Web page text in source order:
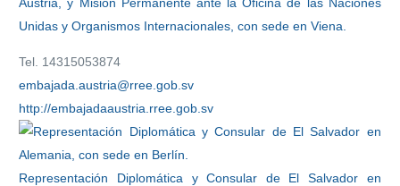
Unidas y Organismos Internacionales, con sede en Viena.
Tel. 14315053874
embajada.austria@rree.gob.sv
http://embajadaaustria.rree.gob.sv
Representación Diplomática y Consular de El Salvador en